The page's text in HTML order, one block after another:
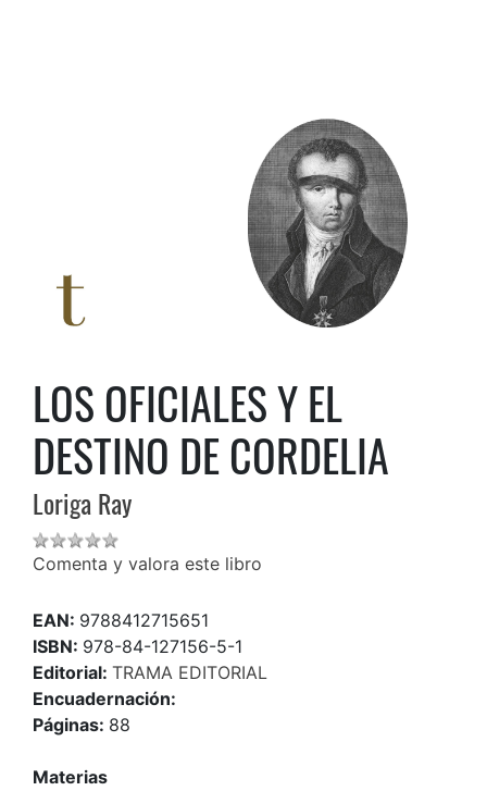
LOS OFICIALES Y EL
DESTINO DE CORDELIA
Loriga Ray
Comenta y valora este libro
EAN: 9788412715651
ISBN: 978-84-127156-5-1
Editorial: TRAMA EDITORIAL
Encuadernación:
Páginas: 88
Materias